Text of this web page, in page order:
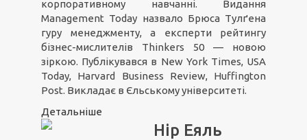
корпоративному навчанні. Видання
Management Today назвало Брюса Тулґена
гуру менеджменту, а експерти рейтингу
бізнес-мислителів Thinkers 50 — новою
зіркою. Публікувався в New York Times, USA
Today, Harvard Business Review, Huffington
Post. Викладає в Єльському університеті.
Детальніше
Нір Еяль